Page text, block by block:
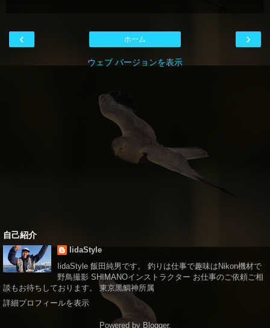
‹ ›
ホーム
ウェブ バージョンを表示
自己紹介
IidaStyle
IidaStyle 飯田純男です。 釣りは仕事で趣味はNikon機材で
野鳥撮影 SHIMANOインストラクター お仕事のご依頼ご相
談もお待ちしております。 東京黒鯛神所属
詳細プロフィールを表示
Powered by Blogger.